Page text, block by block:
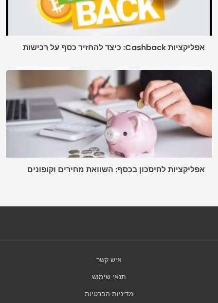
אפליקציות Cashback: כיצד להחזיר כסף על רכישות
אפליקציות לחיסכון בכסף: השוואת מחירים וקופונים
איש קשר
תנאי שימוש
מדיניות הפרטיות